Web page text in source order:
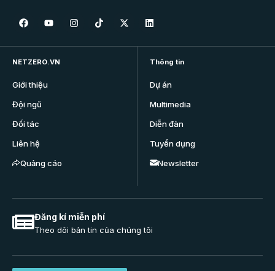
NETZERO.VN
Giới thiệu
Đội ngũ
Đối tác
Liên hệ
Quảng cáo
Thông tin
Dự án
Multimedia
Diễn đàn
Tuyển dụng
Newsletter
Đăng kí miễn phí
Theo dõi bản tin của chúng tôi